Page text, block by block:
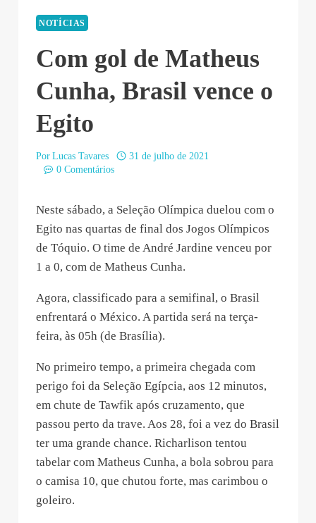
NOTÍCIAS
Com gol de Matheus
Cunha, Brasil vence o
Egito
Por Lucas Tavares
31 de julho de 2021
0 Comentários
Neste sábado, a Seleção Olímpica duelou com o
Egito nas quartas de final dos Jogos Olímpicos
de Tóquio. O time de André Jardine venceu por
1 a 0, com de Matheus Cunha.
Agora, classificado para a semifinal, o Brasil
enfrentará o México. A partida será na terça-
feira, às 05h (de Brasília).
No primeiro tempo, a primeira chegada com
perigo foi da Seleção Egípcia, aos 12 minutos,
em chute de Tawfik após cruzamento, que
passou perto da trave. Aos 28, foi a vez do Brasil
ter uma grande chance. Richarlison tentou
tabelar com Matheus Cunha, a bola sobrou para
o camisa 10, que chutou forte, mas carimbou o
goleiro.